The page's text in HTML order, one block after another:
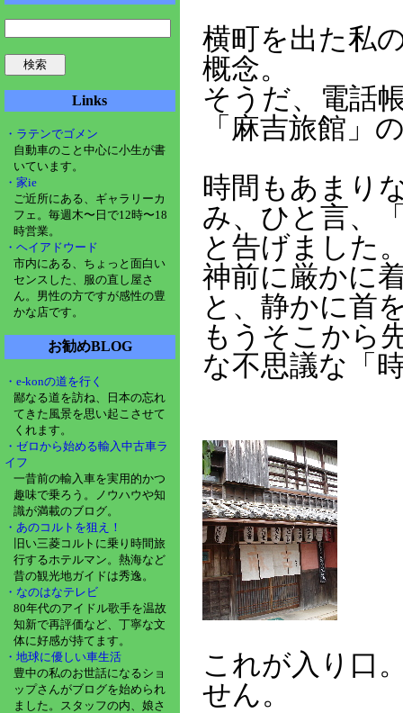
Links
・ラテンでゴメン
自動車のこと中心に小生が書
いています。
・家ie
ご近所にある、ギャラリーカ
フェ。毎週木〜日で12時〜18
時営業。
・ヘイアドウード
市内にある、ちょっと面白い
センスした、服の直し屋さ
ん。男性の方ですが感性の豊
かな店です。
お勧めBLOG
・e-konの道を行く
鄙なる道を訪ね、日本の忘れ
てきた風景を思い起こさせて
くれます。
・ゼロから始める輸入中古車ラ
イフ
一昔前の輸入車を実用的かつ
趣味で乗ろう。ノウハウや知
識が満載のブログ。
・あのコルトを狙え！
旧い三菱コルトに乗り時間旅
行するホテルマン。熱海など
昔の観光地ガイドは秀逸。
・なのはなテレビ
80年代のアイドル歌手を温故
知新で再評価など、丁寧な文
体に好感が持てます。
・地球に優しい車生活
豊中の私のお世話になるショ
ップさんがブログを始められ
ました。スタッフの内、娘さ
横町を出た私
概念。
そうだ、電話
「麻吉旅館」
時間もあまり
み、ひと言、
と告げました
神前に厳かに
と、静かに首
もうそこから
な不思議な「
これが入り口
せん。